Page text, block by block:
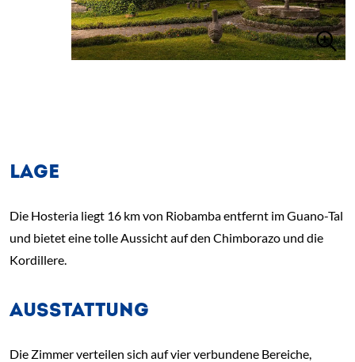
LAGE
Die Hosteria liegt 16 km von Riobamba entfernt im Guano-Tal
und bietet eine tolle Aussicht auf den Chimborazo und die
Kordillere.
AUSSTATTUNG
Die Zimmer verteilen sich auf vier verbundene Bereiche,